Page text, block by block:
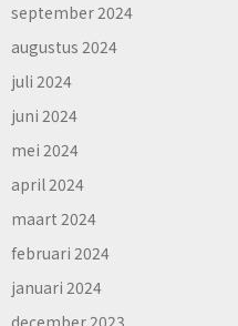
september 2024
augustus 2024
juli 2024
juni 2024
mei 2024
april 2024
maart 2024
februari 2024
januari 2024
december 2023